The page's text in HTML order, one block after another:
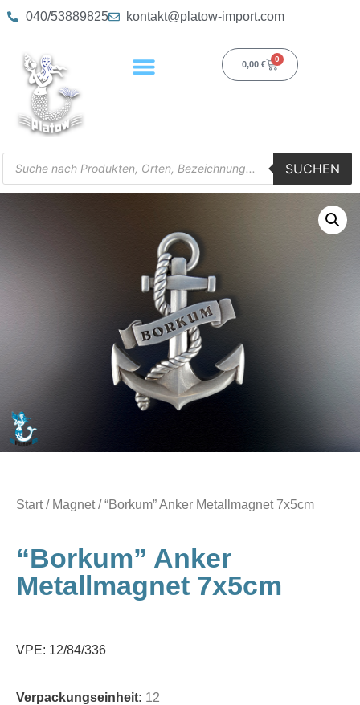
040/53889825 kontakt@platow-import.com
0,00 €
0
SUCHEN
Start/ Magnet/ “Borkum” Anker Metallmagnet 7x5cm
“Borkum” Anker
Metallmagnet 7x5cm
VPE: 12/84/336
Verpackungseinheit: 12